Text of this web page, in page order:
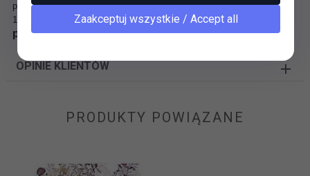
papiery do scrapbookingu Itd Collection
112g, A4 (210x297mm)
papier do scrapbookingu P0097
OPINIE KLIENTÓW
PRODUKTY POWIĄZANE
Zaakceptuj wszystkie / Accept all